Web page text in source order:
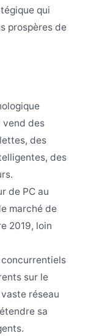
qui
prospères de
vend des
des
des
de PC au
marché de
2019, loin
sur le
réseau
sa